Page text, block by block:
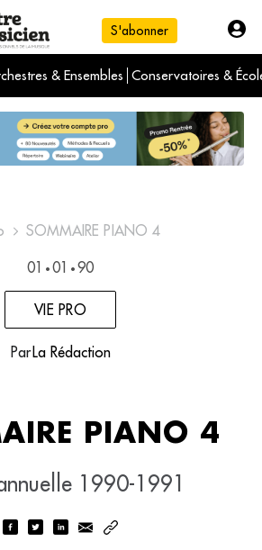
S'abonner
& Ensembles Conservatoires &
L'info du jour
Le numéro du mois
International
SOMMAIRE PIANO 4
01 • 01 • 90
VIE PRO
Par La Rédaction
PIANO 4
1990-1991